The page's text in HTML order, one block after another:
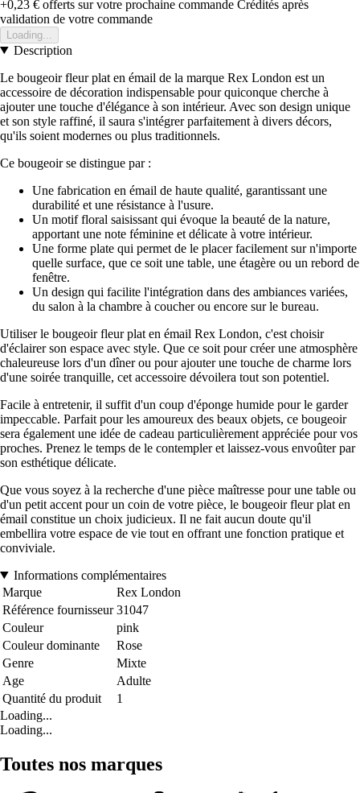
+0,23 € offerts sur votre prochaine commande Crédités après
validation de votre commande
Loading...
Description
Le bougeoir fleur plat en émail de la marque Rex London est un
accessoire de décoration indispensable pour quiconque cherche à
ajouter une touche d'élégance à son intérieur. Avec son design unique
et son style raffiné, il saura s'intégrer parfaitement à divers décors,
qu'ils soient modernes ou plus traditionnels.
Ce bougeoir se distingue par :
Une fabrication en émail de haute qualité, garantissant une
durabilité et une résistance à l'usure.
Un motif floral saisissant qui évoque la beauté de la nature,
apportant une note féminine et délicate à votre intérieur.
Une forme plate qui permet de le placer facilement sur n'importe
quelle surface, que ce soit une table, une étagère ou un rebord de
fenêtre.
Un design qui facilite l'intégration dans des ambiances variées,
du salon à la chambre à coucher ou encore sur le bureau.
Utiliser le bougeoir fleur plat en émail Rex London, c'est choisir
d'éclairer son espace avec style. Que ce soit pour créer une atmosphère
chaleureuse lors d'un dîner ou pour ajouter une touche de charme lors
d'une soirée tranquille, cet accessoire dévoilera tout son potentiel.
Facile à entretenir, il suffit d'un coup d'éponge humide pour le garder
impeccable. Parfait pour les amoureux des beaux objets, ce bougeoir
sera également une idée de cadeau particulièrement appréciée pour vos
proches. Prenez le temps de le contempler et laissez-vous envoûter par
son esthétique délicate.
Que vous soyez à la recherche d'une pièce maîtresse pour une table ou
d'un petit accent pour un coin de votre pièce, le bougeoir fleur plat en
émail constitue un choix judicieux. Il ne fait aucun doute qu'il
embellira votre espace de vie tout en offrant une fonction pratique et
conviviale.
Informations complémentaires
Marque
Rex London
Référence fournisseur 31047
Couleur
pink
Couleur dominante
Rose
Genre
Mixte
Age
Adulte
Quantité du produit
1
Loading...
Loading...
Toutes nos marques